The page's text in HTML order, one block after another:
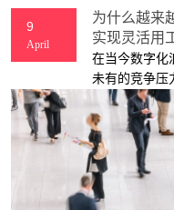
9
April
为什么越来
实现灵活用
在当今数字化
未有的竞争压
中脱颖而出
运营效率，以